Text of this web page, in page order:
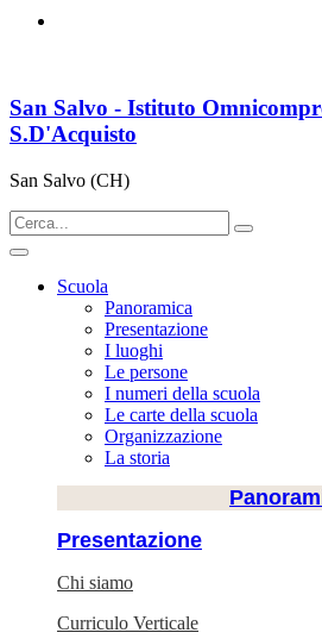
San Salvo - Istituto
S.D'Acquisto
San Salvo (CH)
Scuola
Panoramica
Presentazione
I luoghi
Le persone
I numeri della scuola
Le carte della scuola
Organizzazione
La storia
Presentazione
Chi siamo
Curriculo Verticale